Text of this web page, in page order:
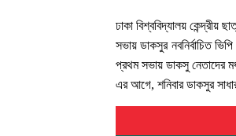
ঢাকা বিশ্ববিদ্যালয়
সভায় ডাকসুর নবনির্বাচিত
প্রথম সভায় ডাকসু নেতাদের
এর আগে, শনিবার ডাকসুর